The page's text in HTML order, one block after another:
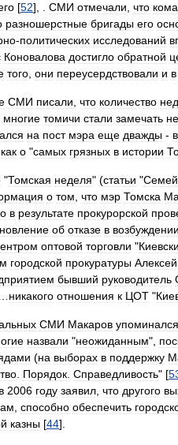
[52], . СМИ отмечали что
разношерстные бригады его
-политических исследований
Коновалова достигло обратной
того они переусердствовали и в
СМИ писали что количество
многие томичи стали замечать
на пост мэра еще дважды - в
как о "самых грязных в истории
"Томская неделя" (статьи "
о том что мэр Томска
в результате прокурорской
об отказе в возбуждении
оптовой торговли "
городской прокуратуры Алексей
бывший руководитель
никакого отношения к ЦОТ "
СМИ Макаров упоминался
назвали "неожиданным",
(на выборах в поддержку
Порядок Справедливость" [
в 2006 году заявил что другого
способно обеспечить
казны [44].